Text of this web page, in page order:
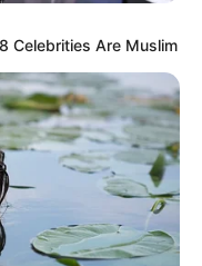
Celebrities Are Muslim